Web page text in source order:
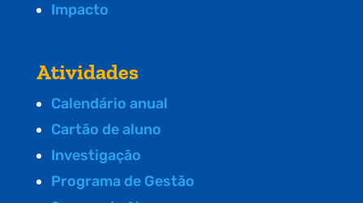
Impacto
Atividades
Calendário anual
Cartão de aluno
Investigação
Programa de Gestão